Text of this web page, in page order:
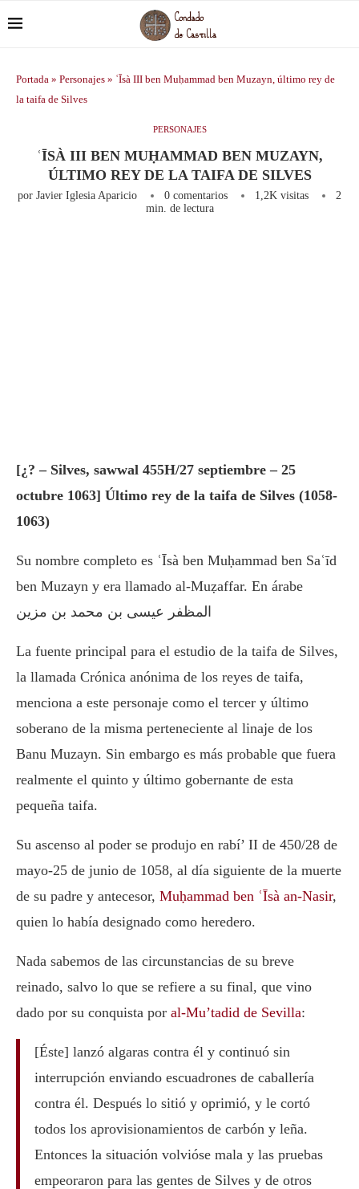
Portada » Personajes » ʿĪsà III ben Muḥammad ben Muzayn, último rey de
la taifa de Silves
PERSONAJES
ʿĪSÀ III BEN MUḤAMMAD BEN MUZAYN,
ÚLTIMO REY DE LA TAIFA DE SILVES
por Javier Iglesia Aparicio 0 comentarios 1,2K visitas
2
min. de lectura
[¿? – Silves, sawwal 455H/27 septiembre – 25
octubre 1063] Último rey de la taifa de Silves (1058-
1063)
Su nombre completo es ʿĪsà ben Muḥammad ben Saʿīd
ben Muzayn y era llamado al-Muẓaffar. En árabe
المظفر عيسى بن محمد بن مزين
La fuente principal para el estudio de la taifa de Silves,
la llamada Crónica anónima de los reyes de taifa,
menciona a este personaje como el tercer y último
soberano de la misma perteneciente al linaje de los
Banu Muzayn. Sin embargo es más probable que fuera
realmente el quinto y último gobernante de esta
pequeña taifa.
Su ascenso al poder se produjo en rabí’ II de 450/28 de
mayo-25 de junio de 1058, al día siguiente de la muerte
de su padre y antecesor, Muḥammad ben ʿĪsà an-Nasir,
quien lo había designado como heredero.
Nada sabemos de las circunstancias de su breve
reinado, salvo lo que se refiere a su final, que vino
dado por su conquista por al-Mu’tadid de Sevilla:
[Éste] lanzó algaras contra él y continuó sin
interrupción enviando escuadrones de caballería
contra él. Después lo sitió y oprimió, y le cortó
todos los aprovisionamientos de carbón y leña.
Entonces la situación volvióse mala y las pruebas
empeoraron para las gentes de Silves y de otros